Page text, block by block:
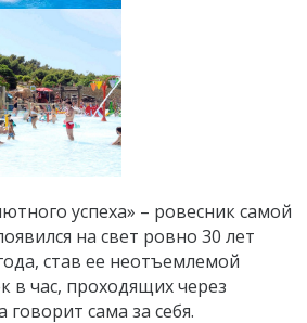
успеха» – ровесник самой
на свет ровно 30 лет
став ее неотъемлемой
в час, проходящих через
говорит сама за себя.